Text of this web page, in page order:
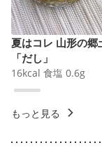
夏はコレ 山形の郷
「だし」
16kcal 食塩 0.6g
もっと見る